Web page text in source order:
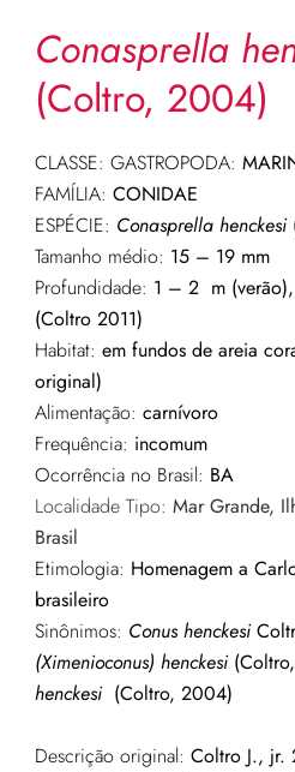
Conasprella
(Coltro, 2004)
CLASSE: GASTROPODA:
FAMÍLIA: CONIDAE
ESPÉCIE: Conasprella henckesi
Tamanho médio: 15 – 19 mm
Profundidade: 1 – 2 m
(Coltro 2011)
Habitat: em fundos de areia
original)
Alimentação: carnívoro
Frequência: incomum
Ocorrência no Brasil: BA
Localidade Tipo: Mar Grande,
Brasil
Etimologia: Homenagem a
brasileiro
Sinônimos: Conus henckesi
(Ximenioconus) henckesi
henckesi (Coltro, 2004)
Descrição original: Coltro J., jr.